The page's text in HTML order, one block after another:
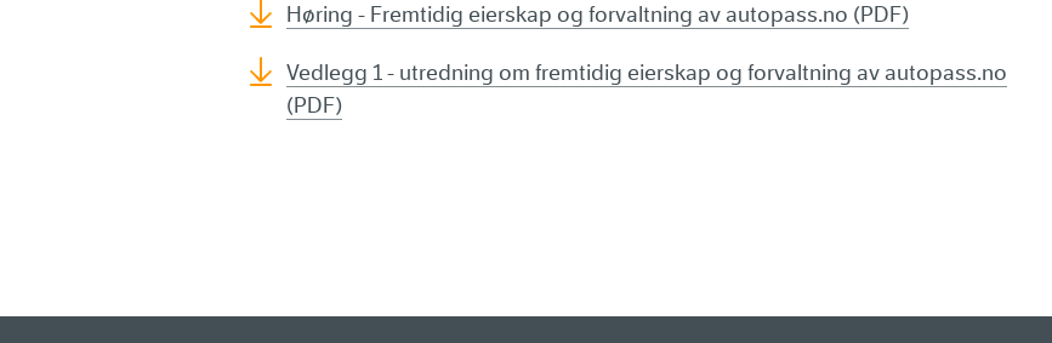
Høring - Fremtidig eierskap og forvaltning av autopass.no (PDF)
Vedlegg 1 - utredning om fremtidig eierskap og forvaltning av autopass.no
(PDF)